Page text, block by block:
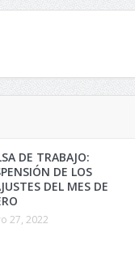
DE TRABAJO:
DE LOS
DEL MES DE
27, 2022